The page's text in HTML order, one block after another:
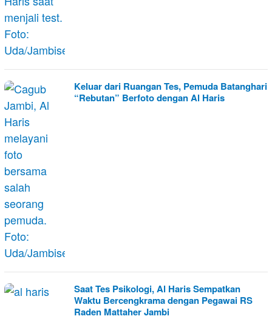
Keluar dari Ruangan Tes, Pemuda Batanghari
“Rebutan” Berfoto dengan Al Haris
Saat Tes Psikologi, Al Haris Sempatkan
Waktu Bercengkrama dengan Pegawai RS
Raden Mattaher Jambi